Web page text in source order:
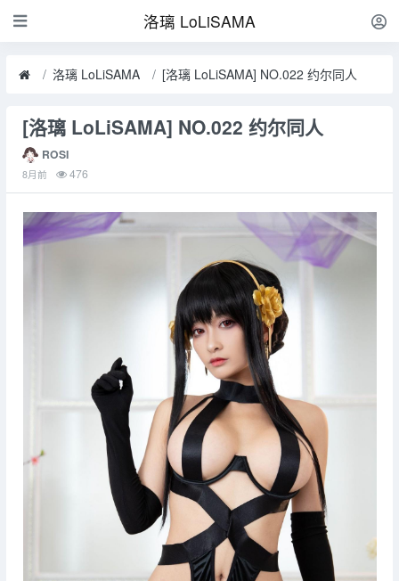
洛璃 LoLiSAMA
洛璃 LoLiSAMA [洛璃 LoLiSAMA] NO.022 约尔同人
[洛璃 LoLiSAMA] NO.022 约尔同人
ROSI
8月前 476